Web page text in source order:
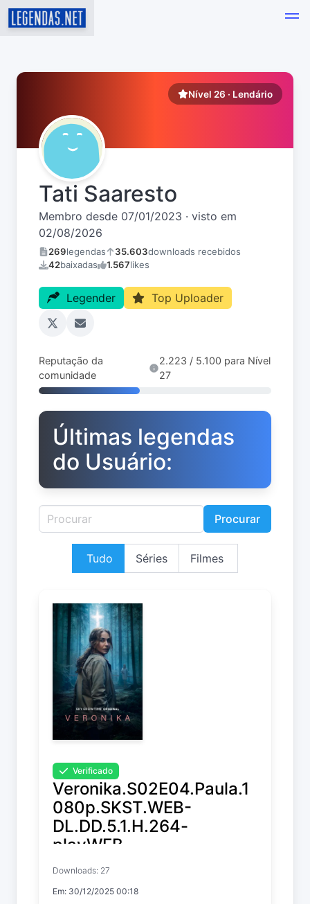
Nível 26 · Lendário
Tati Saaresto
Membro desde 07/01/2023 · visto em
02/08/2026
269legendas 35.603downloads recebidos
42baixadas 1.567likes
Legender Top Uploader
Reputação da
comunidade
2.223 / 5.100 para Nível
27
Últimas legendas
do Usuário:
Procurar
Tudo Séries Filmes
Verificado
Veronika.S02E04.Paula.1
080p.SKST.WEB-
DL.DD.5.1.H.264-
playWEB
Temp. 2 EP. 4
Downloads: 27
Em: 30/12/2025 00:18